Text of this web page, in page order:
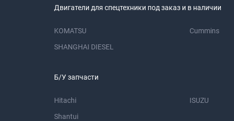
Двигатели для спецтехники под заказ и в наличии
KOMATSU Cummins
SHANGHAI DIESEL
Б/У запчасти
Hitachi ISUZU
Shantui